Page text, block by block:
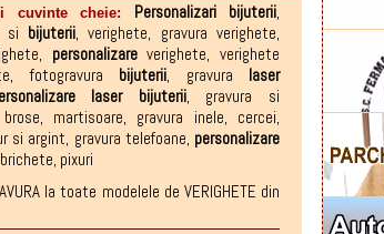
cuvinte cheie: Personalizari bijuterii,
si bijuterii,verighete, gravura verighete,
, personalizareverighete, verighete
,fotogravura bijuterii, gravura laser
laser bijuterii, gravura si
brose, martisoare, gravura inele, cercei,
si argint, gravura telefoane, personalizare
brichete, pixuri
la toate modelele de VERIGHETE din